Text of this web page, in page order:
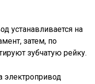
устанавливается на
затем, по
зубчатую рейку.
электропривод